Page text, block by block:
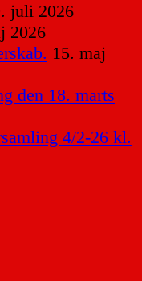
juli 2026
2026
15. maj
den 18. marts
4/2-26 kl.